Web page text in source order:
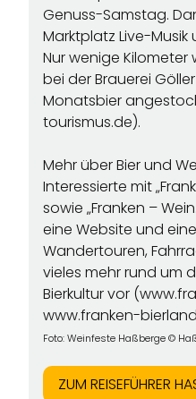
Genuss-Samstag.
Marktplatz Live-
Nur wenige
bei der Brauerei
Monatsbier
tourismus.de).
Mehr über Bier und
Interessierte mit
sowie „Franken –
eine Website und
Wandertouren,
vieles mehr rund um
Bierkultur vor (
www.franken-
Foto: Weinfeste Haßberge ©
ZUM REISEFÜHRER